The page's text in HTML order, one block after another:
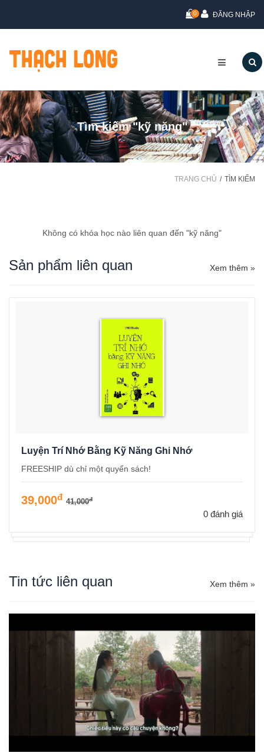
0 ĐĂNG NHẬP
Tìm kiếm "kỹ năng"
TRANG CHỦ TÌM KIẾM
Không có khóa học nào liên quan đến "kỹ năng"
Sản phẩm liên quan Xem thêm »
Luyện Trí Nhớ Bằng Kỹ Năng Ghi Nhớ
FREESHIP dù chỉ một quyển sách!
39,000đ 41,000đ
0 đánh giá
Tin tức liên quan Xem thêm »